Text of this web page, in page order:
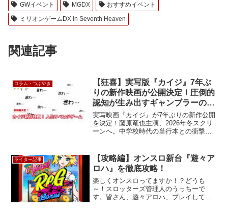
GWイベント MGDX
おすすめイベント
ミリオンゲームDX in Seventh Heaven
関連記事
コラム・つぶやき
【狂喜】実写版『カイジ』7年ぶ
りの新作映画が公開決定！圧倒的
認知が生み出すギャンブラーの期
待値
実写映画『カイジ』が7年ぶりの新作公開
を決定！藤原竜也主演、2026年冬スクリ
ーンへ。中学校時代の単行本との衝撃的
まで、賭博見習録ハヤトが熱く語る。
ライター記事
【攻略編】オンスロ新台『遊々ア
ロハ』を徹底攻略！
楽しくオンスロってますか！？どうも
～！スロッターズ管理人のうっちーで
す。皆さん、遊々アロハ、プレイしてみ